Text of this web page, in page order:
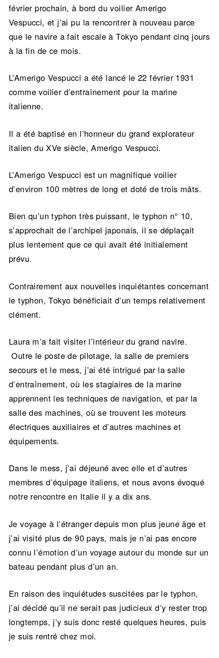
février prochain, à bord du voilier Amerigo
Vespucci, et j’ai pu la rencontrer à nouveau parce
que le navire a fait escale à Tokyo pendant cinq jours
à la fin de ce mois.
L’Amerigo Vespucci a été lancé le 22 février 1931
comme voilier d’entraînement pour la marine
italienne.
Il a été baptisé en l’honneur du grand explorateur
italien du XVe siècle, Amerigo Vespucci.
L’Amerigo Vespucci est un magnifique voilier
d’environ 100 mètres de long et doté de trois mâts.
Bien qu’un typhon très puissant, le typhon n° 10,
s’approchait de l’archipel japonais, il se déplaçait
plus lentement que ce qui avait été initialement
prévu.
Contrairement aux nouvelles inquiétantes concernant
le typhon, Tokyo bénéficiait d’un temps relativement
clément.
Laura m’a fait visiter l’intérieur du grand navire.
Outre le poste de pilotage, la salle de premiers
secours et le mess, j’ai été intrigué par la salle
d’entraînement, où les stagiaires de la marine
apprennent les techniques de navigation, et par la
salle des machines, où se trouvent les moteurs
électriques auxiliaires et d’autres machines et
équipements.
Dans le mess, j’ai déjeuné avec elle et d’autres
membres d’équipage italiens, et nous avons évoqué
notre rencontre en Italie il y a dix ans.
Je voyage à l’étranger depuis mon plus jeune âge et
j’ai visité plus de 90 pays, mais je n’ai pas encore
connu l’émotion d’un voyage autour du monde sur un
bateau pendant plus d’un an.
En raison des inquiétudes suscitées par le typhon,
j’ai décidé qu’il ne serait pas judicieux d’y rester trop
longtemps, j’y suis donc resté quelques heures, puis
je suis rentré chez moi.